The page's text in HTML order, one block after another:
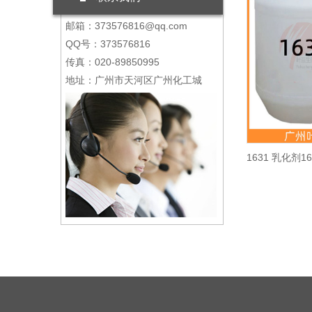
邮箱：373576816@qq.com
QQ号：373576816
传真：020-89850995
地址：广州市天河区广州化工城